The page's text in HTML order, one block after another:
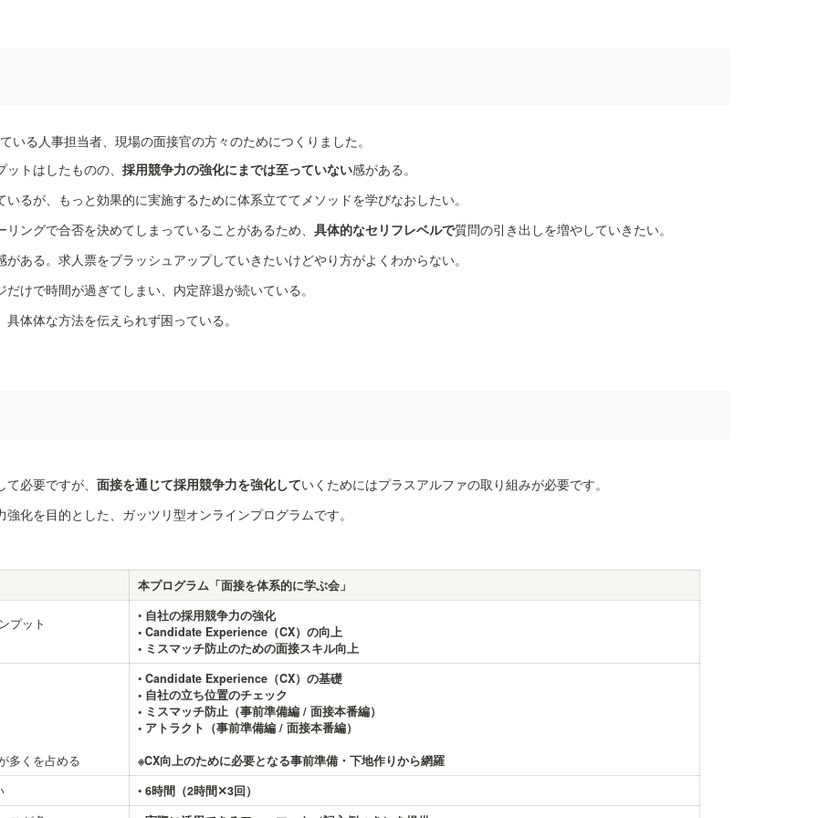
トはしたものの、 採用競争力の強化にまでは至っていない感がある。
いるが、もっと効果的に実施するために体系立ててメソッドを学びなおしたい。
ングで合否を決めてしまっていることがあるため、 具体的なセリフレベルで質問の引き出しを増やしていきたい。
ある。求人票をブラッシュアップしていきたいけどやり方がよくわからない。
だけで時間が過ぎてしまい、内定辞退が続いている。
体体な方法を伝えられず困っている。
必要ですが、 面接を通じて採用競争力を強化していくためにはプラスアルファの取り組みが必要です。
化を目的とした、ガッツリ型オンラインプログラムです。
本プログラム「面接を体系的に学ぶ会」
プット • 自社の採用競争力の強化
• Candidate Experience（CX）の向上
多くを占める
• Candidate Experience（CX）の基礎
• 自社の立ち位置のチェック
• ミスマッチ防止（事前準備編 / 面接本番編）
• アトラクト（事前準備編 / 面接本番編）
•